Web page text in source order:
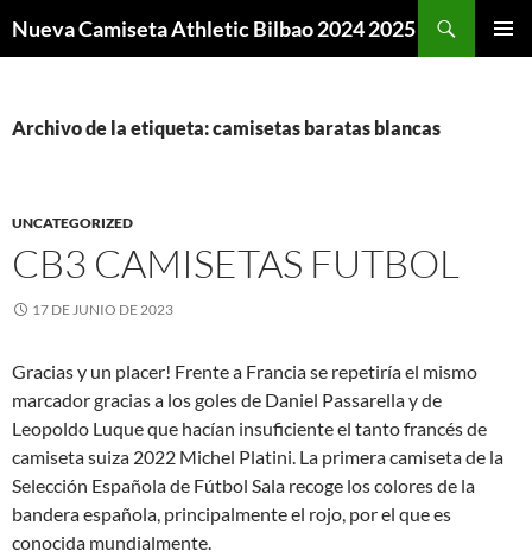
Nueva Camiseta Athletic Bilbao 2024 2025
Archivo de la etiqueta: camisetas baratas blancas
UNCATEGORIZED
CB3 CAMISETAS FUTBOL
17 DE JUNIO DE 2023
Gracias y un placer! Frente a Francia se repetiría el mismo
marcador gracias a los goles de Daniel Passarella y de
Leopoldo Luque que hacían insuficiente el tanto francés de
camiseta suiza 2022 Michel Platini. La primera camiseta de la
Selección Española de Fútbol Sala recoge los colores de la
bandera española, principalmente el rojo, por el que es
conocida mundialmente.